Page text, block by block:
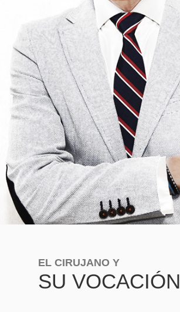
EL CIRUJANO Y
SU VOCACIÓN